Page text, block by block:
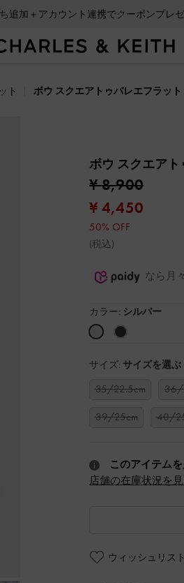
追加＋アカウント連携でクーポンプレゼ
ト ボウ スクエアトゥバレエフラット
ボウ スクエアト
¥ 8,900
¥ 4,450
50% OFF
(税込)
なら月
カラー: シルバー
サイズ: サイズを選ぶ
35/22.5cm 36/
39/25cm
40/
このアイテム
店舗の在庫状況を
ウィッシュリス